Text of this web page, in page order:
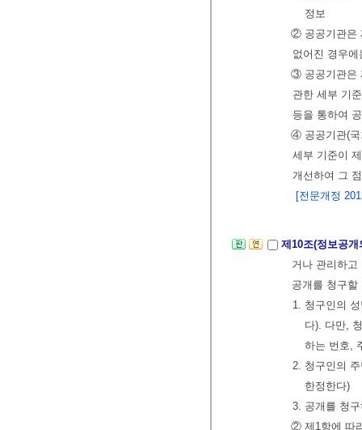
정보
② 공공기관은
없어진 경우
③ 공공기관은
관한 세부 기
등을 통하여
④ 공공기관(국
세부 기준이
개선하여 그
[전문개정
제10조(정보공
거나 관리하
공개를 청구
1. 청구인의
다). 다만,
하는 번호,
2. 청구인의
한정한다)
3. 공개를 청
② 제1항에 따